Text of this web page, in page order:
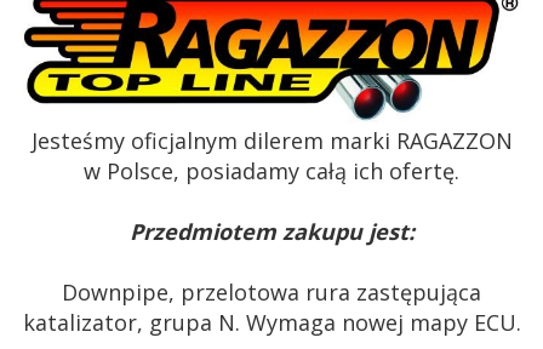
Jesteśmy oficjalnym dilerem marki RAGAZZON
w Polsce, posiadamy całą ich ofertę.
Przedmiotem zakupu jest:
Downpipe, przelotowa rura zastępująca
katalizator, grupa N. Wymaga nowej mapy ECU.